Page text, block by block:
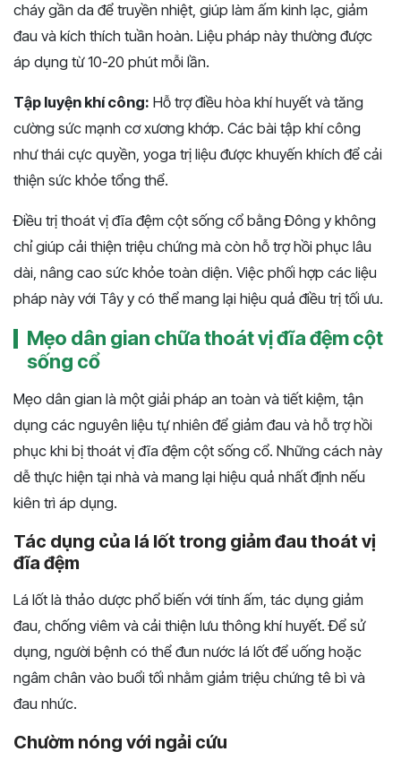
cháy gần da để truyền nhiệt, giúp làm ấm kinh lạc, giảm
đau và kích thích tuần hoàn. Liệu pháp này thường được
áp dụng từ 10-20 phút mỗi lần.
Tập luyện khí công: Hỗ trợ điều hòa khí huyết và tăng
cường sức mạnh cơ xương khớp. Các bài tập khí công
như thái cực quyền, yoga trị liệu được khuyến khích để cải
thiện sức khỏe tổng thể.
Điều trị thoát vị đĩa đệm cột sống cổ bằng Đông y không
chỉ giúp cải thiện triệu chứng mà còn hỗ trợ hồi phục lâu
dài, nâng cao sức khỏe toàn diện. Việc phối hợp các liệu
pháp này với Tây y có thể mang lại hiệu quả điều trị tối ưu.
Mẹo dân gian chữa thoát vị đĩa đệm cột
sống cổ
Mẹo dân gian là một giải pháp an toàn và tiết kiệm, tận
dụng các nguyên liệu tự nhiên để giảm đau và hỗ trợ hồi
phục khi bị thoát vị đĩa đệm cột sống cổ. Những cách này
dễ thực hiện tại nhà và mang lại hiệu quả nhất định nếu
kiên trì áp dụng.
Tác dụng của lá lốt trong giảm đau thoát vị
đĩa đệm
Lá lốt là thảo dược phổ biến với tính ấm, tác dụng giảm
đau, chống viêm và cải thiện lưu thông khí huyết. Để sử
dụng, người bệnh có thể đun nước lá lốt để uống hoặc
ngâm chân vào buổi tối nhằm giảm triệu chứng tê bì và
đau nhức.
Chườm nóng với ngải cứu